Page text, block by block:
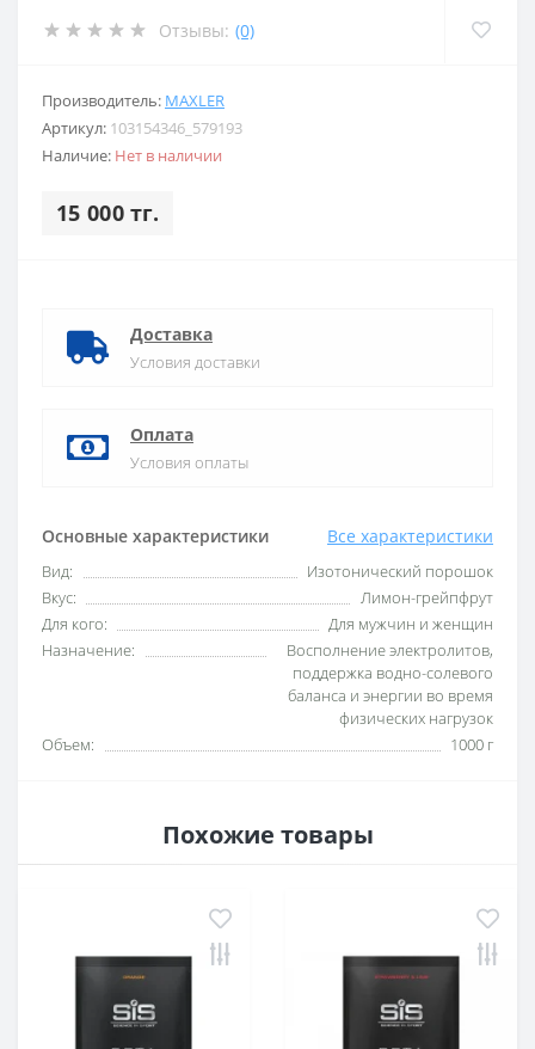
Отзывы: (0)
Производитель: MAXLER
Артикул: 103154346_579193
Наличие: Нет в наличии
15 000 тг.
Основные характеристики Все характеристики
Вид:
Изотонический порошок
Вкус:
Лимон-грейпфрут
Для кого:
Для мужчин и женщин
Назначение:
Восполнение электролитов,
поддержка водно-солевого
баланса и энергии во время
физических нагрузок
Объем:
1000 г
Доставка
Условия доставки
Оплата
Условия оплаты
Похожие товары